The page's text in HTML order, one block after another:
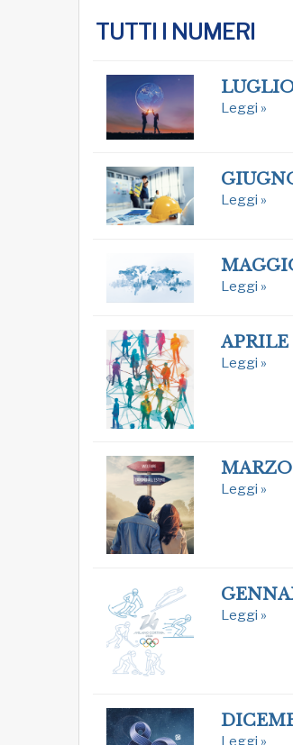
TUTTI I NUMERI
Leggi »
Leggi »
Leggi »
Leggi »
Leggi »
Leggi »